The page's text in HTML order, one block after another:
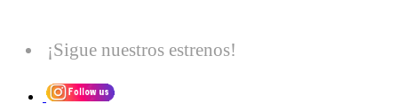
¡Sigue nuestros estrenos!